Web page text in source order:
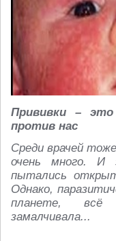
Прививки – это
против нас
Среди врачей
очень много. И
пытались
Однако,
планете,
замалчивала...